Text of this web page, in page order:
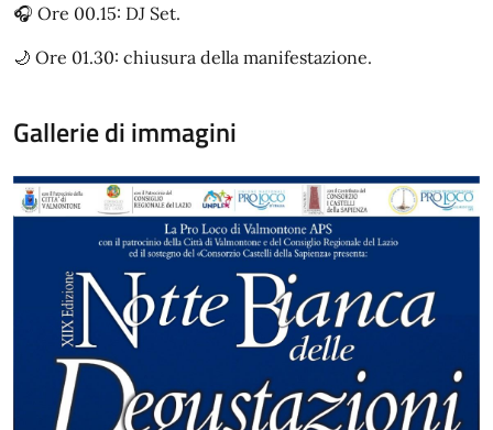
🎧 Ore 00.15: DJ Set.
🌙 Ore 01.30: chiusura della manifestazione.
Gallerie di immagini